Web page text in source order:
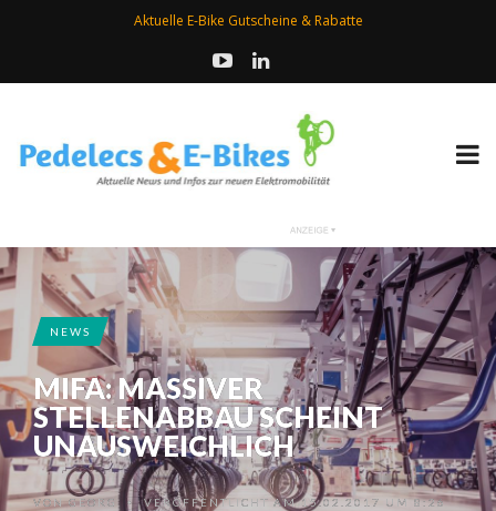
Aktuelle E-Bike Gutscheine & Rabatte
NEWS
MIFA: MASSIVER
STELLENABBAU SCHEINT
UNAUSWEICHLICH
VONGEORG •VERÖFFENTLICHT AM 15.02.2017 UM 8:26